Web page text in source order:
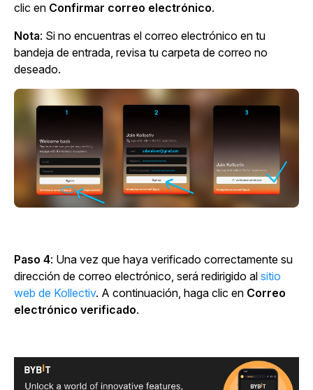
clic en Confirmar correo electrónico.
Nota: Si no encuentras el correo electrónico en tu
bandeja de entrada, revisa tu carpeta de correo no
deseado.
Paso 4: Una vez que haya verificado correctamente su
dirección de correo electrónico, será redirigido al sitio
web de Kollectiv. A continuación, haga clic en Correo
electrónico verificado.